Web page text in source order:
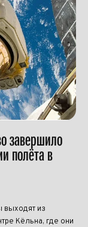
завершило
полёта в
выходят из
Кёльна, где они